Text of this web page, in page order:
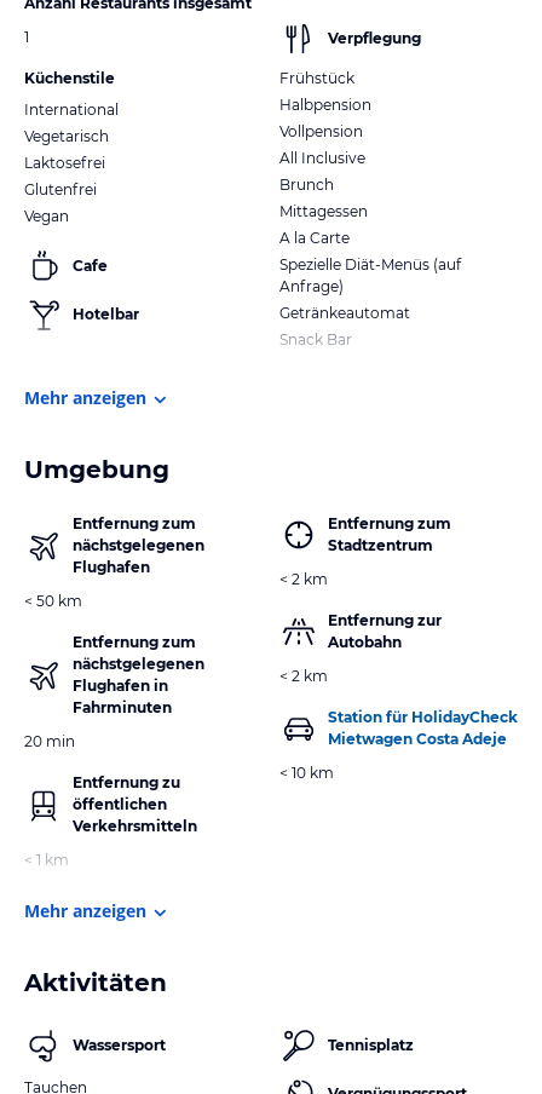
1
Küchenstile
International
Vegetarisch
Laktosefrei
Glutenfrei
Vegan
Cafe
Hotelbar
Verpflegung
Frühstück
Halbpension
Vollpension
All Inclusive
Brunch
Mittagessen
A la Carte
Spezielle Diät-Menüs (auf
Anfrage)
Getränkeautomat
Snack Bar
Mehr anzeigen
Umgebung
Entfernung zum
nächstgelegenen
Flughafen
< 50 km
Entfernung zum
nächstgelegenen
Flughafen in
Fahrminuten
20 min
Entfernung zu
öffentlichen
Verkehrsmitteln
< 1 km
Entfernung zum
Stadtzentrum
< 2 km
Entfernung zur
Autobahn
< 2 km
Station für HolidayCheck
Mietwagen Costa Adeje
< 10 km
Mehr anzeigen
Aktivitäten
Wassersport
Tauchen
Tennisplatz